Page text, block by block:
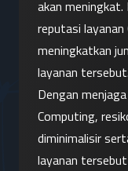
akan
reputasi
meningkatkan
layanan tersebut.
Dengan
Computing,
diminimalisir
layanan